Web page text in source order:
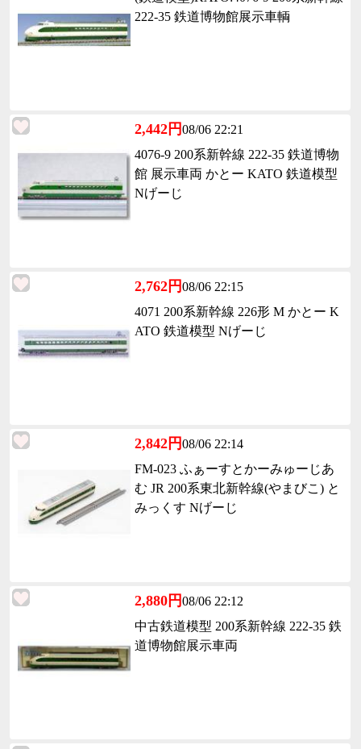
222-35 鉄道博物館展示車輌
2,442円08/06 22:21
4076-9 200系新幹線 222-35 鉄道博物
館 展示車両 かとー KATO 鉄道模型
Nげーじ
2,762円08/06 22:15
4071 200系新幹線 226形 M かとー K
ATO 鉄道模型 Nげーじ
2,842円08/06 22:14
FM-023 ふぁーすとかーみゅーじあ
む JR 200系東北新幹線(やまびこ) と
みっくす Nげーじ
2,880円08/06 22:12
中古鉄道模型 200系新幹線 222-35 鉄
道博物館展示車両